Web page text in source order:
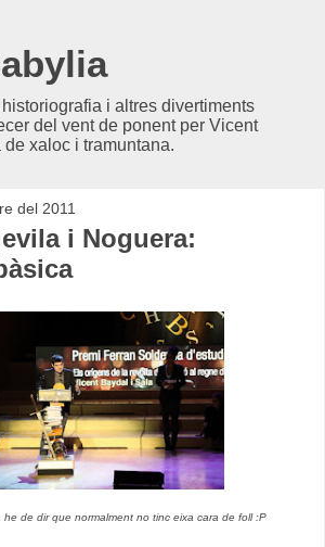
i altres divertiments
del vent de ponent per Vicent
xaloc i tramuntana.
del 2011
i Noguera:
de dir que normalment no tinc eixa cara de foll :P